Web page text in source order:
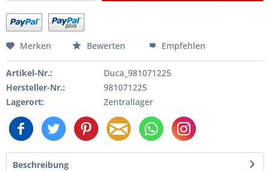
Merken Bewerten Empfehlen
Artikel-Nr.:
Duca_981071225
Hersteller-Nr.:
981071225
Lagerort:
Zentrallager
Beschreibung